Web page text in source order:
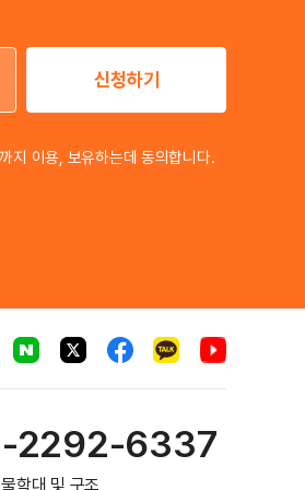
신청하기
지 이용, 보유하는데 동의합니다.
2292-6337
학대 및 구조